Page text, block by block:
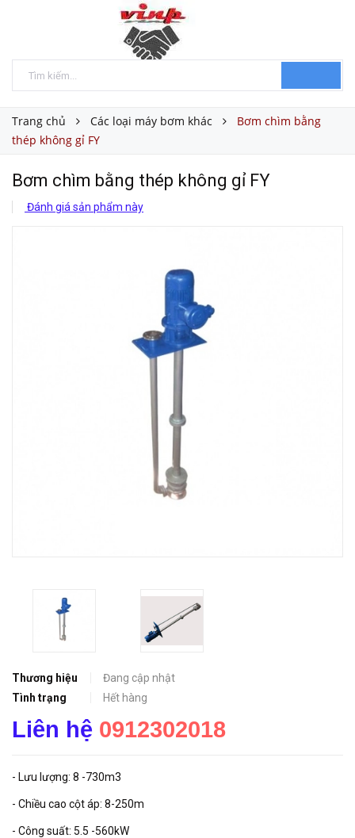
Trang chủ Các loại máy bơm khác
Bơm chìm bằng
thép không gỉ FY
Bơm chìm bằng thép không gỉ FY
Đánh giá sản phẩm này
Thương hiệu
Đang cập nhật
Tình trạng
Hết hàng
Liên hệ 0912302018
- Lưu lượng: 8 -730m3
- Chiều cao cột áp: 8-250m
- Công suất: 5.5 -560kW